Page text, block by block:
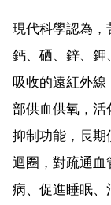
現代科學認為，
鈣、硒、鋅、鉀
吸收的遠紅外線
部供血供氧，活
抑制功能，長期
迴圈，對疏通血
病、促進睡眠、